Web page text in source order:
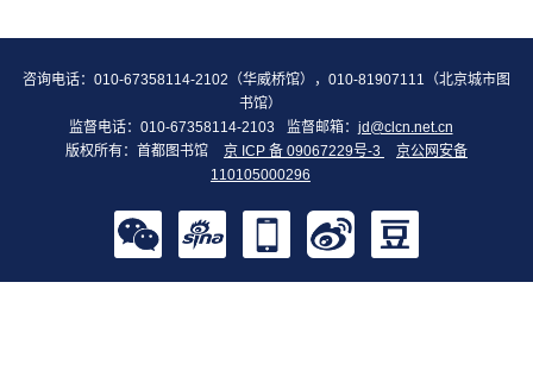
咨询电话：010-67358114-2102（华威桥馆），010-81907111（北京城市图
书馆）
监督电话：010-67358114-2103
监督邮箱： jd@clcn.net.cn
版权所有：首都图书馆
京 ICP 备 09067229号-3
京公网安备
110105000296